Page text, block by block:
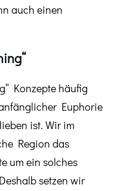
auch einen
Konzepte häufig
Euphorie
ist. Wir im
Region das
um ein solches
setzen wir